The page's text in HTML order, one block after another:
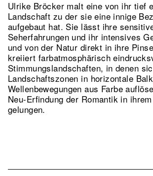
Ulrike Bröcker malt eine von ihr tief
Landschaft zu der sie eine innige
aufgebaut hat. Sie lässt ihre
Seherfahrungen und ihr intensives
und von der Natur direkt in ihre
kreiiert farbatmosphärisch
Stimmungslandschaften, in denen
Landschaftszonen in horizontale
Wellenbewegungen aus Farbe
Neu-Erfindung der Romantik in
gelungen.